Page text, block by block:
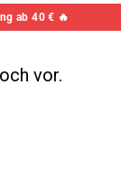
ab 40 € 🔥
vor.